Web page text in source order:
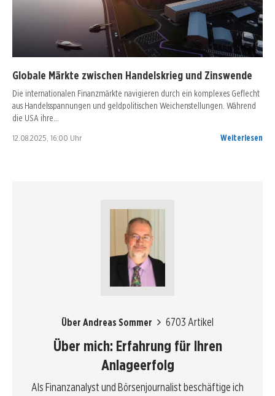
Globale Märkte zwischen Handelskrieg und Zinswende
Die internationalen Finanzmärkte navigieren durch ein komplexes Geflecht
aus Handelsspannungen und geldpolitischen Weichenstellungen. Während
die USA ihre…
12.08.2025, 16:00 Uhr Weiterlesen
Über Andreas Sommer 6703 Artikel
Über mich: Erfahrung für Ihren
Anlageerfolg
Als Finanzanalyst und Börsenjournalist beschäftige ich